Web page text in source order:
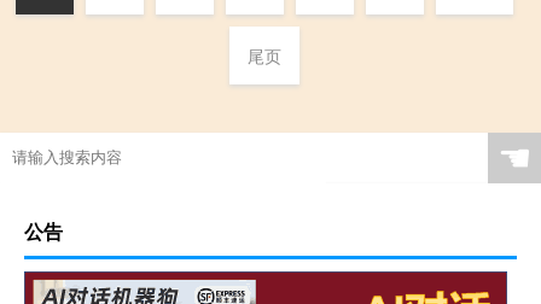
尾页
☚
公告